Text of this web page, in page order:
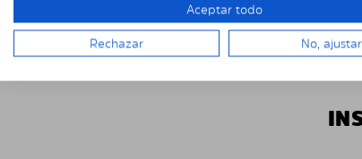
Aceptar todo
Rechazar No, ajustar